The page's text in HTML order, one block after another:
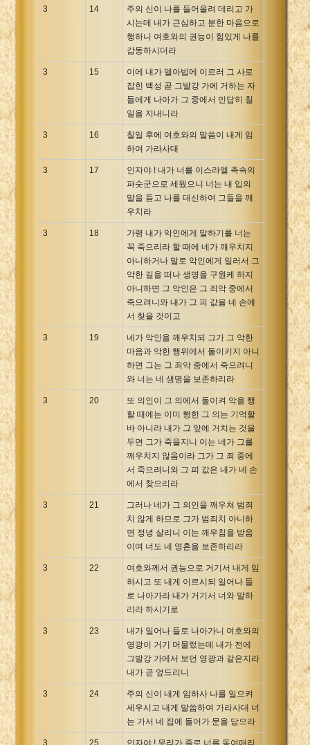
3 14
주의 신이 나를 들어올려 데리고 가
시는데 내가 근심하고 분한 마음으로
행하니 여호와의 권능이 힘있게 나를
감동하시더라
3 15
이에 내가 델아빕에 이르러 그 사로
잡힌 백성 곧 그발강 가에 거하는 자
들에게 나아가 그 중에서 민답히 칠
일을 지내니라
3 16
칠일 후에 여호와의 말씀이 내게 임
하여 가라사대
3 17
인자야 ! 내가 너를 이스라엘 족속의
파숫군으로 세웠으니 너는 내 입의
말을 듣고 나를 대신하여 그들을 깨
우치라
3 18
가령 내가 악인에게 말하기를 너는
꼭 죽으리라 할 때에 네가 깨우치지
아니하거나 말로 악인에게 일러서 그
악한 길을 떠나 생명을 구원케 하지
아니하면 그 악인은 그 죄악 중에서
죽으려니와 내가 그 피 값을 네 손에
서 찾을 것이고
3 19
네가 악인을 깨우치되 그가 그 악한
마음과 악한 행위에서 돌이키지 아니
하면 그는 그 죄악 중에서 죽으려니
와 너는 네 생명을 보존하리라
3 20
또 의인이 그 의에서 돌이켜 악을 행
할 때에는 이미 행한 그 의는 기억할
바 아니라 내가 그 앞에 거치는 것을
두면 그가 죽을지니 이는 네가 그를
깨우치지 않음이라 그가 그 죄 중에
서 죽으려니와 그 피 값은 내가 네 손
에서 찾으리라
3 21
그러나 네가 그 의인을 깨우쳐 범죄
치 않게 하므로 그가 범죄치 아니하
면 정녕 살리니 이는 깨우침을 받음
이며 너도 네 영혼을 보존하리라
3 22
여호와께서 권능으로 거기서 내게 임
하시고 또 내게 이르시되 일어나 들
로 나아가라 내가 거기서 너와 말하
리라 하시기로
3 23
내가 일어나 들로 나아가니 여호와의
영광이 거기 머물렀는데 내가 전에
그발강 가에서 보던 영광과 같은지라
내가 곧 엎드리니
3 24
주의 신이 내게 임하사 나를 일으켜
세우시고 내게 말씀하여 가라사대 너
는 가서 네 집에 들어가 문을 닫으라
3 25 인자야 ! 무리가 줄로 너를 동여매리